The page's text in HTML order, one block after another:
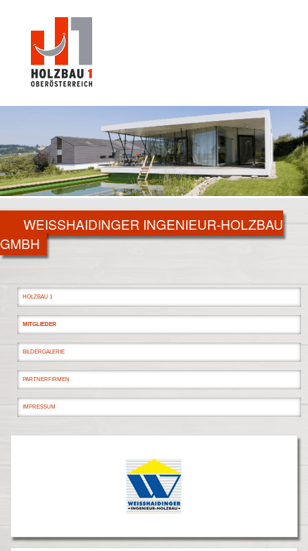
WEISSHAIDINGER INGENIEUR-HOLZBAU
GMBH
HOLZBAU 1
MITGLIEDER
BILDERGALERIE
PARTNERFIRMEN
IMPRESSUM